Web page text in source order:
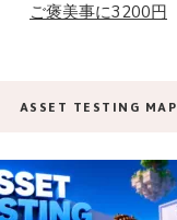
ご褒美事に3200円
ASSET TESTING MAP